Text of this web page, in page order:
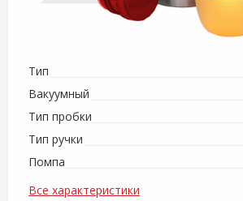
Тип
Вакуумный
Тип пробки
Тип ручки
Помпа
Все характеристики